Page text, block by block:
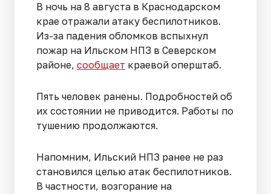
В ночь на 8 августа в Краснодарском
крае отражали атаку беспилотников.
Из-за падения обломков вспыхнул
пожар на Ильском НПЗ в Северском
районе, сообщает краевой оперштаб.
Пять человек ранены. Подробностей об
их состоянии не приводится. Работы по
тушению продолжаются.
Напомним, Ильский НПЗ ранее не раз
становился целью атак беспилотников.
В частности, возгорание на